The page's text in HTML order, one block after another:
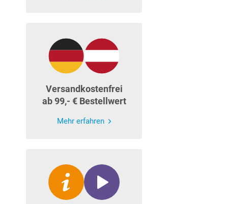
Versandkostenfrei
ab 99,- € Bestellwert
Mehr erfahren